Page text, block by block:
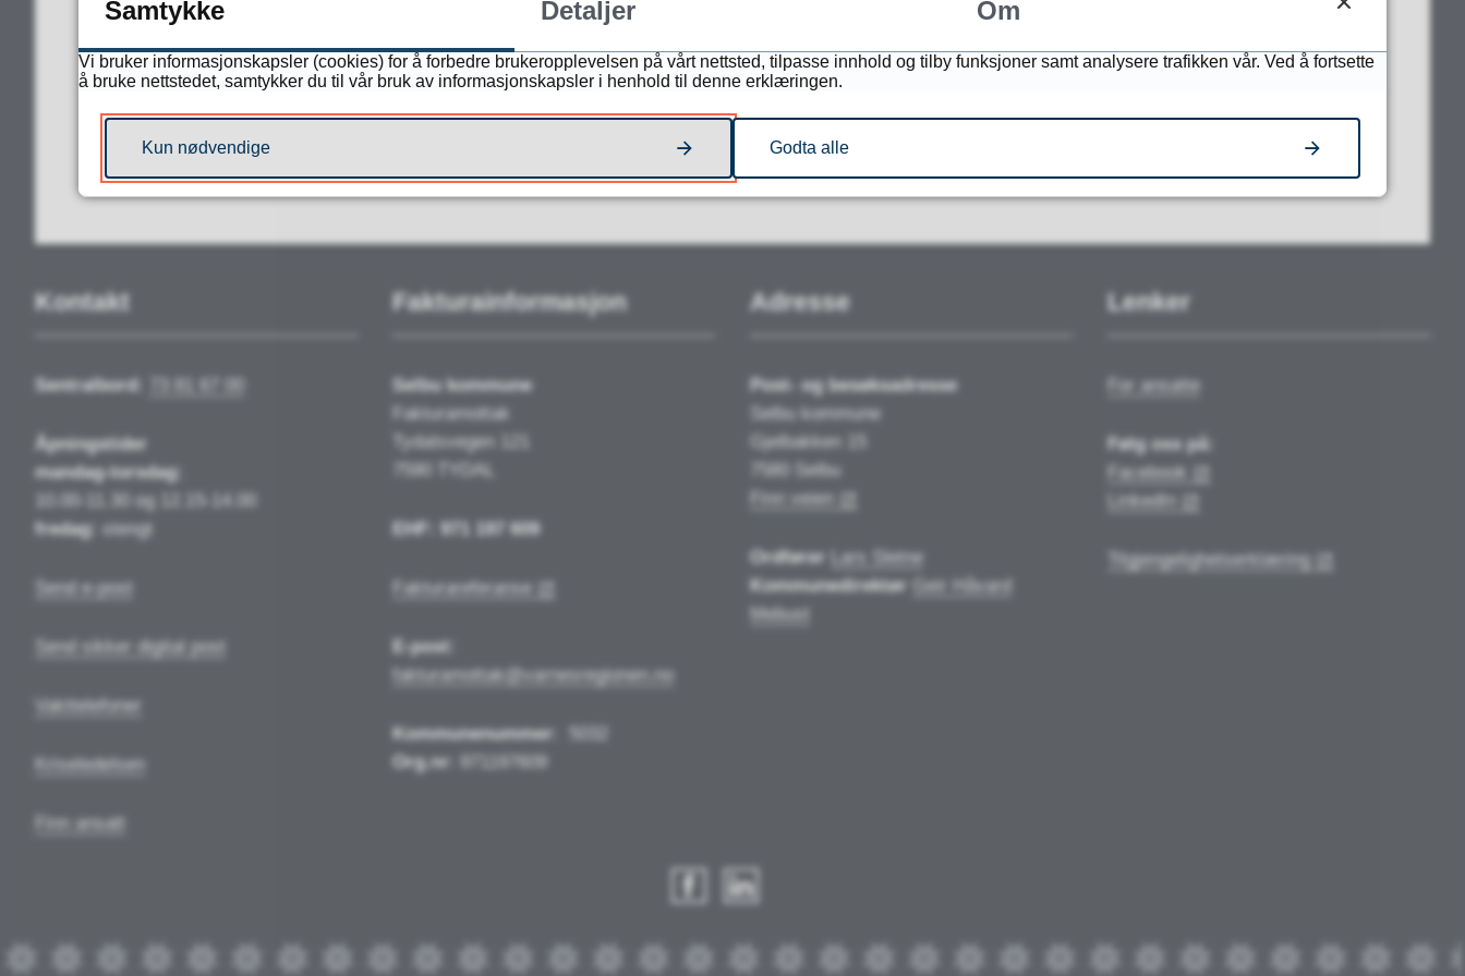
Kontakt
Sentralbord:
Åpningstider
mandag-torsdag:
10.00-11.30 og 12.15-14.00
fredag:
stengt
Send e-post
Send sikker digital post
Vakttelefoner
Kriseledelsen
Finn ansatt
Fakturainformasjon
Selbu kommune
Fakturamottak
Tydalsvegen 121
EHF: 971 197 609
Fakturareferanse
E-post:
fakturamottak@varnesregionen.no
Kommunenummer
Org.nr
Adresse
Post- og besøksadresse
Selbu kommune
Gjelbakken 15
7580 Selbu
Finn veien
Ordfører
Lars Sletne
Kommunedirektør
Geir Håvard
Mebust
Lenker
For ansatte
Følg oss på:
Facebook
LinkedIn
Tilgjengelighetserklæring
Samtykke Detaljer Om
Vi bruker informasjonskapsler (cookies) for å forbedre brukeropplevelsen på vårt nettsted, tilpasse innhold og tilby funksjoner samt analysere trafikken vår. Ved å fortsette
å bruke nettstedet, samtykker du til vår bruk av informasjonskapsler i henhold til denne erklæringen.
Kun nødvendige Godta alle